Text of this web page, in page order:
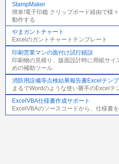
StampMaker
簡単!電子印鑑 クリップボード経由で様
動作する
やまガントチャート
Excelのガントチャートテンプレート
印刷営業マンの面付け試行錯誤
印刷物の見積り、版面設計時に用紙サイ
めの補助ツール
消防用設備等点検結果報告書Excelテン
まるでWordのような使い勝手のExcelテ
ExcelVBA仕様書作成サポート
ExcelVBAのソースコードから、仕様書